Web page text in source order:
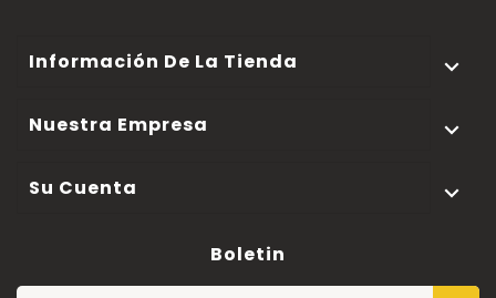
Información De La Tienda 
Nuestra Empresa 
Su Cuenta 
Boletin